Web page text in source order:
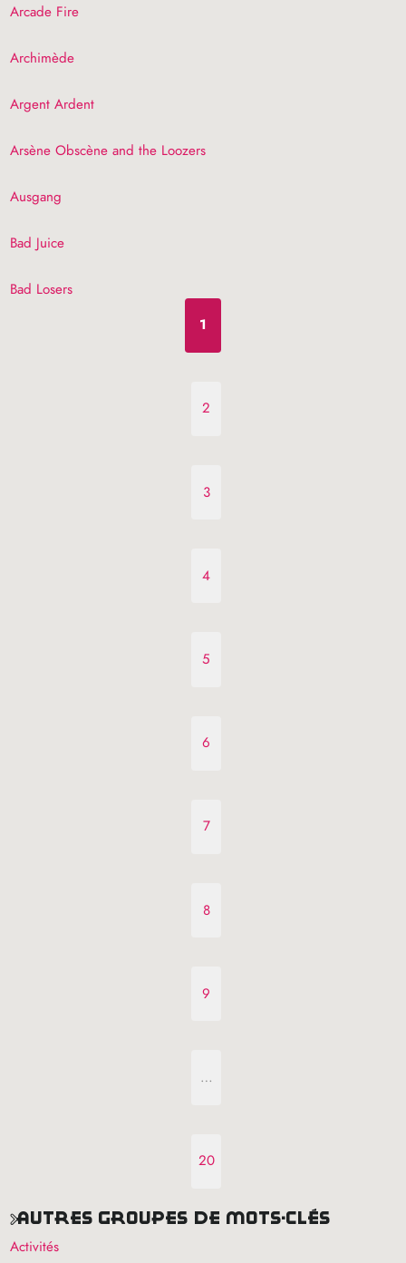
Arcade Fire
Archimède
Argent Ardent
Arsène Obscène and the Loozers
Ausgang
Bad Juice
Bad Losers
1
2
3
4
5
6
7
8
9
…
20
autres groupes de mots-clés
Activités